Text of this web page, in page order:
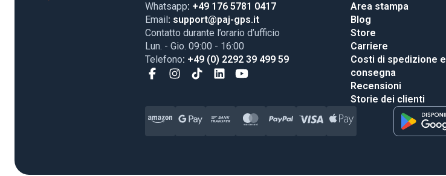
Whatsapp: +49 176 5781 0417
Email: support@paj-gps.it
Contatto durante l’orario d’ufficio
Lun. - Gio. 09:00 - 16:00
Telefono: +49 (0) 2292 39 499 59
Area stampa
Blog
Store
Carriere
Costi di spedizione e
consegna
Recensioni
Storie dei clienti